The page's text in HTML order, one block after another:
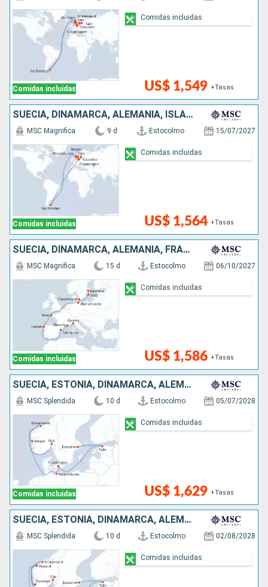
Comidas incluidas US$ 1,549 +Tasas
Comidas incluidas
SUECIA, DINAMARCA, ALEMANIA, ISLAS MALVINAS, NORUEGA
Comidas incluidas
MSC Magnifica 9 d Estocolmo 15/07/2027
US$ 1,564 +Tasas
Comidas incluidas
SUECIA, DINAMARCA, ALEMANIA, FRANCIA, PORTUGAL, ESPAÑA, ITALIA
Comidas incluidas
MSC Magnifica 15 d Estocolmo 06/10/2027
US$ 1,586 +Tasas
Comidas incluidas
SUECIA, ESTONIA, DINAMARCA, ALEMANIA, NORUEGA
Comidas incluidas
MSC Splendida 10 d Estocolmo 05/07/2028
US$ 1,629 +Tasas
Comidas incluidas
SUECIA, ESTONIA, DINAMARCA, ALEMANIA, NORUEGA
MSC Splendida 10 d Estocolmo 02/08/2028
Comidas incluidas